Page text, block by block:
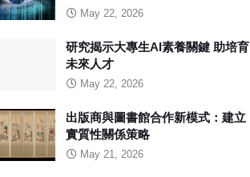
May 22, 2026
研究揭示大專生AI素養關鍵 助培育
未來人才
May 22, 2026
出版商與圖書館合作新模式：建立
實質性關係策略
May 21, 2026